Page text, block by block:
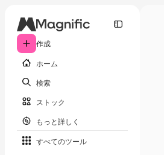
作成
ホーム
検索
ストック
もっと詳しく
すべてのツール